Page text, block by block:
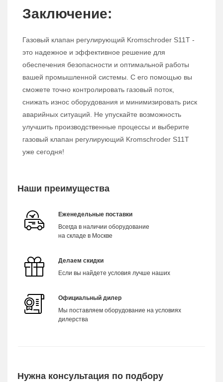
Заключение:
Газовый клапан регулирующий Kromschroder S11T -
это надежное и эффективное решение для
обеспечения безопасности и оптимальной работы
вашей промышленной системы. С его помощью вы
сможете точно контролировать газовый поток,
снижать износ оборудования и минимизировать риск
аварийных ситуаций. Не упускайте возможность
улучшить производственные процессы и выберите
газовый клапан регулирующий Kromschroder S11T
уже сегодня!
Наши преимущества
Еженедельные поставки
Всегда в наличии оборудование
на складе в Москве
Делаем скидки
Если вы найдете условия лучше наших
Официальный дилер
Мы поставляем оборудование на условиях
дилерства
Нужна консультация по подбору